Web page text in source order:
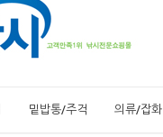
밑밥통/주걱 의류/잡화